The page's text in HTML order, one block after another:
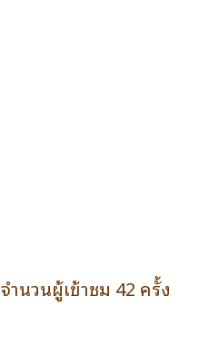
จำนวนผู้เข้าชม 42 ครั้ง